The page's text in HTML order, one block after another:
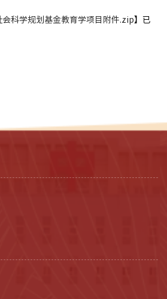
科学规划基金教育学项目附件.zip 】已